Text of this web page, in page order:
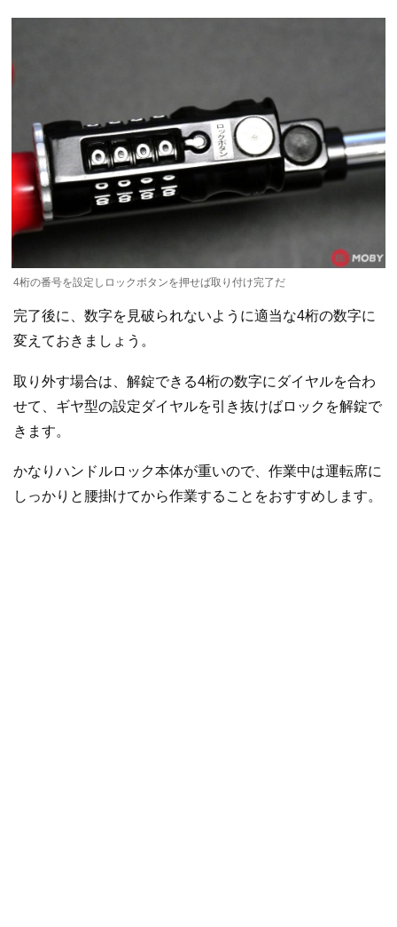
4桁の番号を設定しロックボタンを押せば取り付け完了だ
完了後に、数字を見破られないように適当な4桁の数字に
変えておきましょう。
取り外す場合は、解錠できる4桁の数字にダイヤルを合わ
せて、ギヤ型の設定ダイヤルを引き抜けばロックを解錠で
きます。
かなりハンドルロック本体が重いので、作業中は運転席に
しっかりと腰掛けてから作業することをおすすめします。